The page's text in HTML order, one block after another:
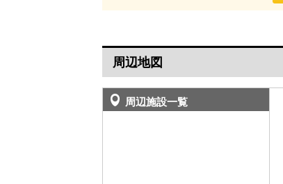
周辺地図
周辺施設一覧